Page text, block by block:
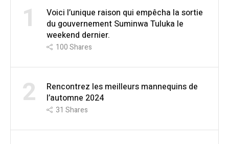
1
Voici l’unique raison qui empêcha la sortie
du gouvernement Suminwa Tuluka le
weekend dernier.
100Shares
2
Rencontrez les meilleurs mannequins de
l’automne 2024
31 Shares